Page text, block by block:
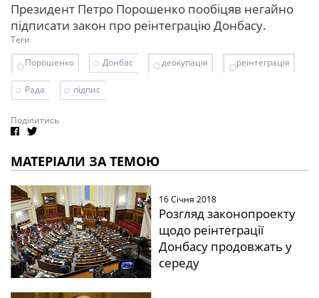
Президент Петро Порошенко пообіцяв негайно
підписати закон про реінтеграцію Донбасу.
Теги
Порошенко
Донбас деокупація реінтеграція
Рада підпис
Поділитись
МАТЕРІАЛИ ЗА ТЕМОЮ
16 Січня 2018
Розгляд законопроекту
щодо реінтеграції
Донбасу продовжать у
середу